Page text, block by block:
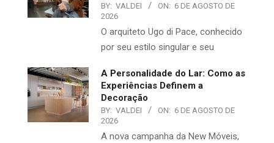
BY: VALDEI ON: 6 DE AGOSTO DE
2026
O arquiteto Ugo di Pace, conhecido
por seu estilo singular e seu
A Personalidade do Lar: Como as
Experiências Definem a
Decoração
BY: VALDEI ON: 6 DE AGOSTO DE
2026
A nova campanha da New Móveis,